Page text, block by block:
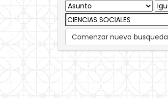
Comenzar nueva busqueda